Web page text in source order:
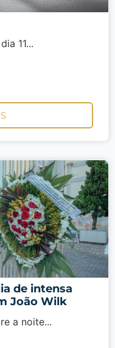
11...
de intensa
João Wilk
a noite...